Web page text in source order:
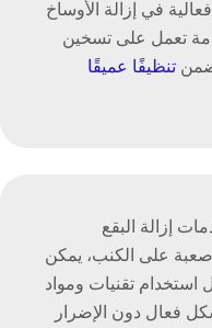
في إزالة الأوساخ
تعمل على تسخين
تنظيفًا عميقًا
إزالة البقع
على الكنب، يمكن
تقنيات ومواد
فعال دون الإضرار